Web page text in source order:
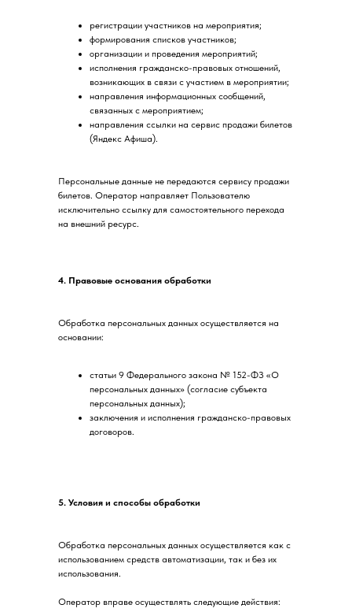
регистрации участников на мероприятия;
формирования списков участников;
организации и проведения мероприятий;
исполнения гражданско-правовых отношений,
возникающих в связи с участием в мероприятии;
направления информационных сообщений,
связанных с мероприятием;
направления ссылки на сервис продажи билетов
(Яндекс Афиша).
Персональные данные не передаются сервису продажи
билетов. Оператор направляет Пользователю
исключительно ссылку для самостоятельного перехода
на внешний ресурс.
4. Правовые основания обработки
Обработка персональных данных осуществляется на
основании:
статьи 9 Федерального закона № 152-ФЗ «О
персональных данных» (согласие субъекта
персональных данных);
заключения и исполнения гражданско-правовых
договоров.
5. Условия и способы обработки
Обработка персональных данных осуществляется как с
использованием средств автоматизации, так и без их
использования.
Оператор вправе осуществлять следующие действия: